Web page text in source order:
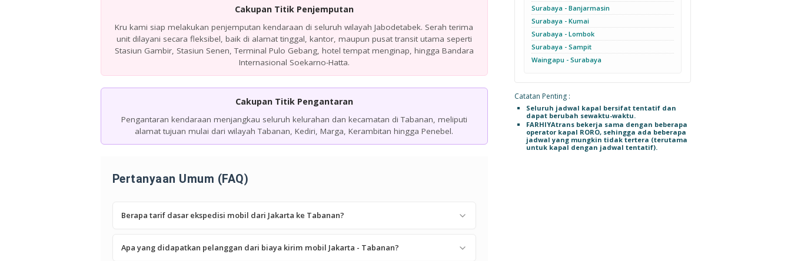
Cakupan Titik Penjemputan
Kru kami siap melakukan penjemputan kendaraan di seluruh wilayah Jabodetabek. Serah terima
unit dilayani secara fleksibel, baik di alamat tinggal, kantor, maupun pusat transit utama seperti
Stasiun Gambir, Stasiun Senen, Terminal Pulo Gebang, hotel tempat menginap, hingga Bandara
Internasional Soekarno-Hatta.
Cakupan Titik Pengantaran
Pengantaran kendaraan menjangkau seluruh kelurahan dan kecamatan di Tabanan, meliputi
alamat tujuan mulai dari wilayah Tabanan, Kediri, Marga, Kerambitan hingga Penebel.
Pertanyaan Umum (FAQ)
Berapa tarif dasar ekspedisi mobil dari Jakarta ke Tabanan?
Apa yang didapatkan pelanggan dari biaya kirim mobil Jakarta - Tabanan?
Surabaya - Banjarmasin
Surabaya - Kumai
Surabaya - Lombok
Surabaya - Sampit
Waingapu - Surabaya
Catatan Penting :
Seluruh jadwal kapal bersifat tentatif dan
dapat berubah sewaktu-waktu.
FARHIYAtrans bekerja sama dengan beberapa
operator kapal RORO, sehingga ada beberapa
jadwal yang mungkin tidak tertera (terutama
untuk kapal dengan jadwal tentatif).